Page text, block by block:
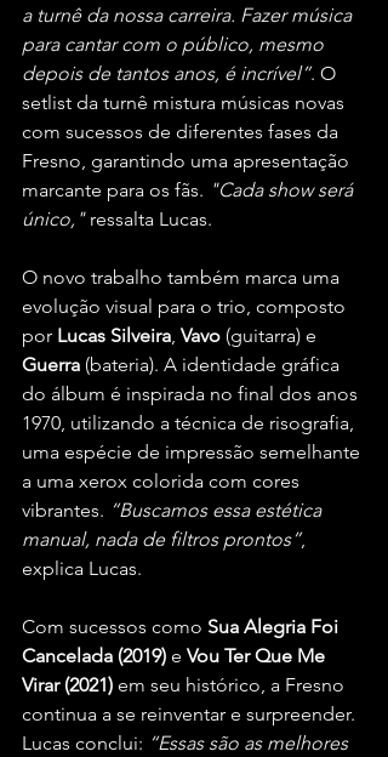
a turnê da nossa carreira. Fazer música
para cantar com o público, mesmo
depois de tantos anos, é incrível”. O
setlist da turnê mistura músicas novas
com sucessos de diferentes fases da
Fresno, garantindo uma apresentação
marcante para os fãs. "Cada show será
único," ressalta Lucas.
O novo trabalho também marca uma
evolução visual para o trio, composto
por Lucas Silveira, Vavo (guitarra) e
Guerra (bateria). A identidade gráfica
do álbum é inspirada no final dos anos
1970, utilizando a técnica de risografia,
uma espécie de impressão semelhante
a uma xerox colorida com cores
vibrantes. “Buscamos essa estética
manual, nada de filtros prontos”,
explica Lucas.
Com sucessos como Sua Alegria Foi
Cancelada (2019) e Vou Ter Que Me
Virar (2021) em seu histórico, a Fresno
continua a se reinventar e surpreender.
Lucas conclui: “Essas são as melhores